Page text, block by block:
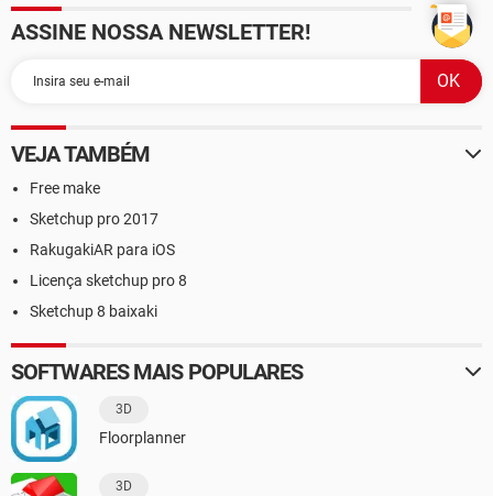
ASSINE NOSSA NEWSLETTER!
VEJA TAMBÉM
Free make
Sketchup pro 2017
RakugakiAR para iOS
Licença sketchup pro 8
Sketchup 8 baixaki
SOFTWARES MAIS POPULARES
3D
Floorplanner
3D